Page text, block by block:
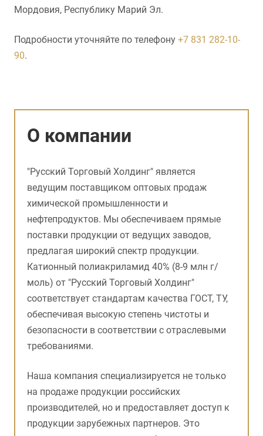
Мордовия, Республику Марий Эл.
Подробности уточняйте по телефону +7 831 282-10-
90.
О компании
"Русский Торговый Холдинг" является
ведущим поставщиком оптовых продаж
химической промышленности и
нефтепродуктов. Мы обеспечиваем прямые
поставки продукции от ведущих заводов,
предлагая широкий спектр продукции.
Катионный полиакриламид 40% (8-9 млн г/
моль) от "Русский Торговый Холдинг"
соответствует стандартам качества ГОСТ, ТУ,
обеспечивая высокую степень чистоты и
безопасности в соответствии с отраслевыми
требованиями.
Наша компания специализируется не только
на продаже продукции российских
производителей, но и предоставляет доступ к
продукции зарубежных партнеров. Это